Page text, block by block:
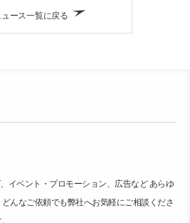
ュース一覧に戻る
イベント・プロモーション、広告など あらゆ
んなご依頼でも弊社へお気軽にご相談くださ